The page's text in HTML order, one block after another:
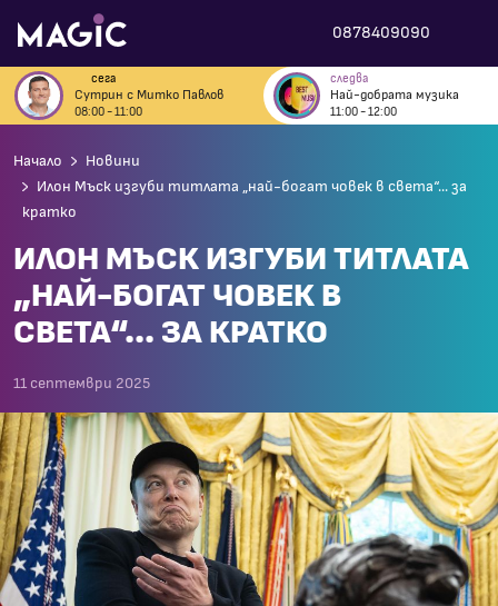
0878409090
сега
Сутрин с Митко Павлов
08:00 - 11:00
следва
Най-добрата музика
11:00 - 12:00
Начало
Новини
Илон Мъск изгуби титлата „най-богат човек в света“... за
кратко
ИЛОН МЪСК ИЗГУБИ ТИТЛАТА
„НАЙ-БОГАТ ЧОВЕК В
СВЕТА“... ЗА КРАТКО
11 септември 2025